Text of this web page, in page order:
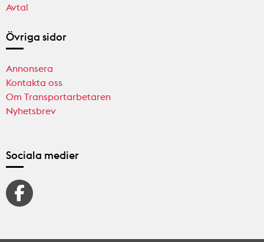
Avtal
Övriga sidor
Annonsera
Kontakta oss
Om Transportarbetaren
Nyhetsbrev
Sociala medier